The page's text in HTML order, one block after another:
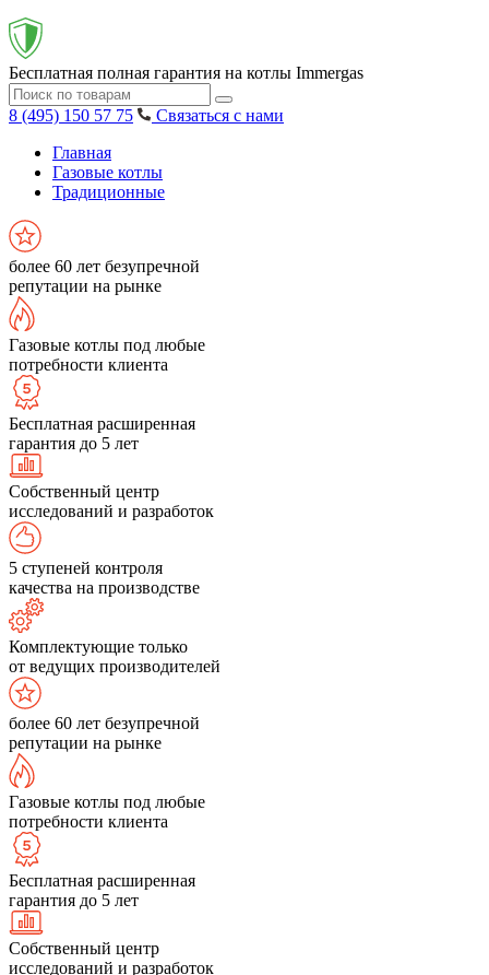
Бесплатная полная гарантия на котлы Immergas
8 (495) 150 57 75
Связаться с нами
Главная
Газовые котлы
Традиционные
более 60 лет безупречной
репутации на рынке
Газовые котлы под любые
потребности клиента
Бесплатная расширенная
гарантия до 5 лет
Собственный центр
исследований и разработок
5 ступеней контроля
качества на производстве
Комплектующие только
от ведущих производителей
более 60 лет безупречной
репутации на рынке
Газовые котлы под любые
потребности клиента
Бесплатная расширенная
гарантия до 5 лет
Собственный центр
исследований и разработок